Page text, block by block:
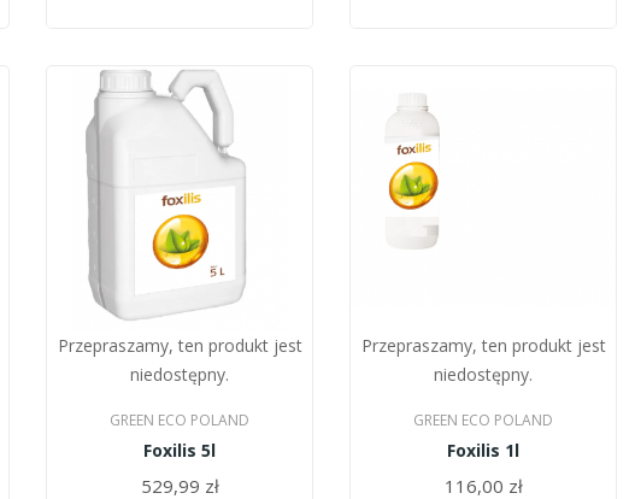
Przepraszamy, ten produkt jest
niedostępny.
GREEN ECO POLAND
Foxilis 5l
529,99 zł
Przepraszamy, ten produkt jest
niedostępny.
GREEN ECO POLAND
Foxilis 1l
116,00 zł